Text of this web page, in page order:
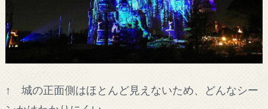
↑ 城の正面側はほとんど見えないため、どんなシー